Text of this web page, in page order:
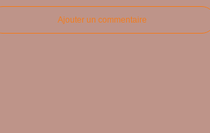
Ajouter un commentaire